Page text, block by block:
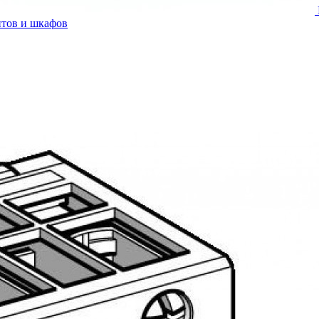
и шкафов